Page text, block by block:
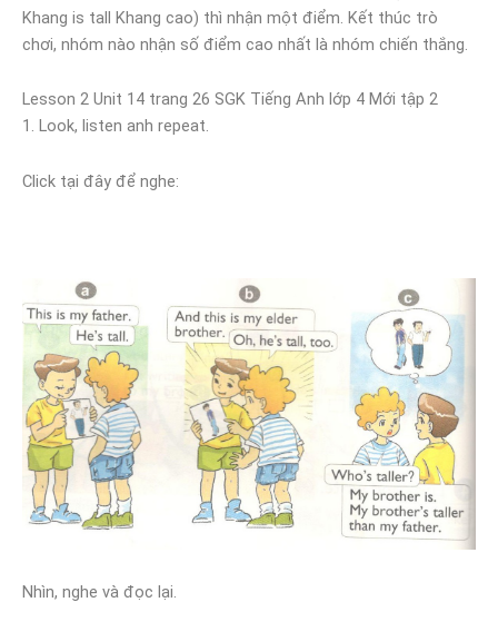
Khang is tall Khang cao) thì nhận một điểm. Kết thúc trò
chơi, nhóm nào nhận số điểm cao nhất là nhóm chiến thắng.
Lesson 2 Unit 14 trang 26 SGK Tiếng Anh lớp 4 Mới tập 2
1. Look, listen anh repeat.
Click tại đây để nghe:
Nhìn, nghe và đọc lại.